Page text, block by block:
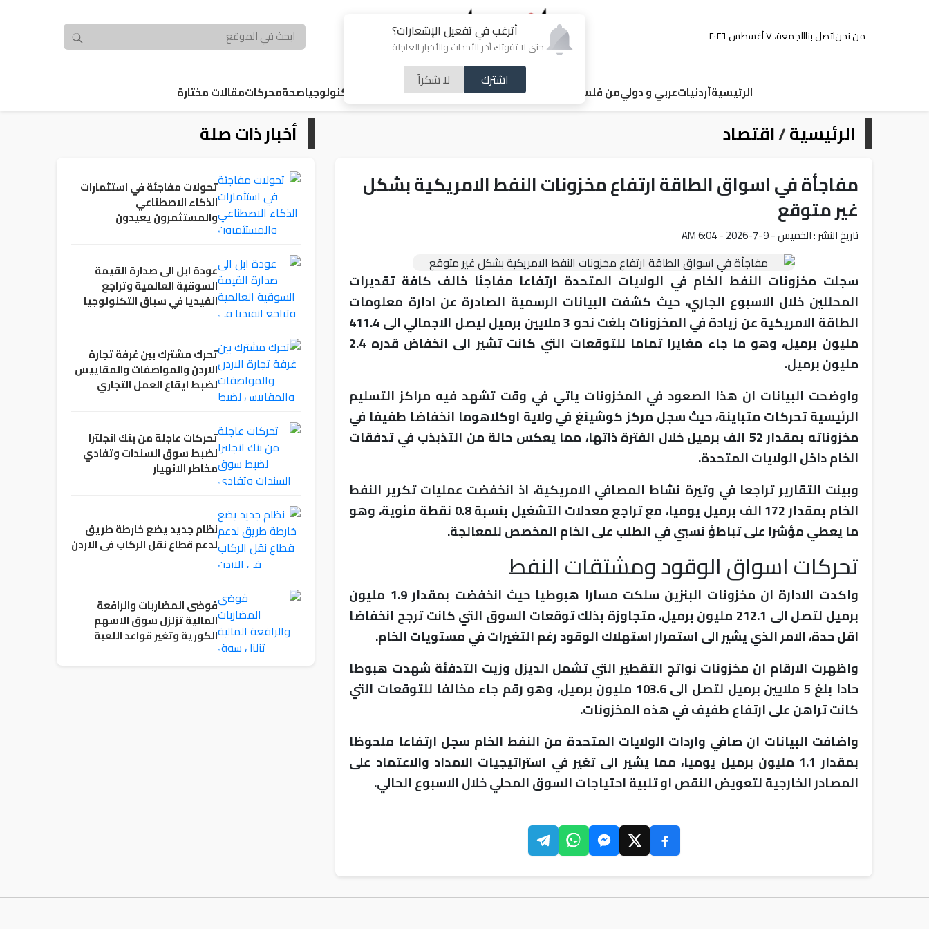
أترغب في تفعيل الإشعارات؟
حتى لا تفوتك آخر الأحداث والأخبار العاجلة
اشترك لا شكراً
من نحناتصل بناالجمعة، ٧ أغسطس ٢٠٢٦
الرئيسيةأردنياتعربي و دوليمن فلسطين ملفات ساخنةخبر و صورةرياضة تكنولوجياصحةمحركاتمقالات مختارة
الرئيسية/اقتصاد
مفاجأة في اسواق الطاقة ارتفاع مخزونات النفط الامريكية بشكل
غير متوقع
تاريخ النشر : الخميس - 9-7-2026 - 6:04 AM
سجلت مخزونات النفط الخام في الولايات المتحدة ارتفاعا مفاجئا خالف كافة تقديرات
المحللين خلال الاسبوع الجاري، حيث كشفت البيانات الرسمية الصادرة عن ادارة معلومات
الطاقة الامريكية عن زيادة في المخزونات بلغت نحو 3 ملايين برميل ليصل الاجمالي الى 411.4
مليون برميل، وهو ما جاء مغايرا تماما للتوقعات التي كانت تشير الى انخفاض قدره 2.4
مليون برميل.
واوضحت البيانات ان هذا الصعود في المخزونات ياتي في وقت تشهد فيه مراكز التسليم
الرئيسية تحركات متباينة، حيث سجل مركز كوشينغ في ولاية اوكلاهوما انخفاضا طفيفا في
مخزوناته بمقدار 52 الف برميل خلال الفترة ذاتها، مما يعكس حالة من التذبذب في تدفقات
الخام داخل الولايات المتحدة.
وبينت التقارير تراجعا في وتيرة نشاط المصافي الامريكية، اذ انخفضت عمليات تكرير النفط
الخام بمقدار 172 الف برميل يوميا، مع تراجع معدلات التشغيل بنسبة 0.8 نقطة مئوية، وهو
ما يعطي مؤشرا على تباطؤ نسبي في الطلب على الخام المخصص للمعالجة.
تحركات اسواق الوقود ومشتقات النفط
واكدت الادارة ان مخزونات البنزين سلكت مسارا هبوطيا حيث انخفضت بمقدار 1.9 مليون
برميل لتصل الى 212.1 مليون برميل، متجاوزة بذلك توقعات السوق التي كانت ترجح انخفاضا
اقل حدة، الامر الذي يشير الى استمرار استهلاك الوقود رغم التغيرات في مستويات الخام.
واظهرت الارقام ان مخزونات نواتج التقطير التي تشمل الديزل وزيت التدفئة شهدت هبوطا
حادا بلغ 5 ملايين برميل لتصل الى 103.6 مليون برميل، وهو رقم جاء مخالفا للتوقعات التي
كانت تراهن على ارتفاع طفيف في هذه المخزونات.
واضافت البيانات ان صافي واردات الولايات المتحدة من النفط الخام سجل ارتفاعا ملحوظا
بمقدار 1.1 مليون برميل يوميا، مما يشير الى تغير في استراتيجيات الامداد والاعتماد على
المصادر الخارجية لتعويض النقص او تلبية احتياجات السوق المحلي خلال الاسبوع الحالي.
أخبار ذات صلة
تحولات مفاجئة في استثمارات
الذكاء الاصطناعي
والمستثمرون يعيدون
عودة ابل الى صدارة القيمة
السوقية العالمية وتراجع
انفيديا في سباق التكنولوجيا
تحرك مشترك بين غرفة تجارة
الاردن والمواصفات والمقاييس
لضبط ايقاع العمل التجاري
تحركات عاجلة من بنك انجلترا
لضبط سوق السندات وتفادي
مخاطر الانهيار
نظام جديد يضع خارطة طريق
لدعم قطاع نقل الركاب في الاردن
فوضى المضاربات والرافعة
المالية تزلزل سوق الاسهم
الكورية وتغير قواعد اللعبة